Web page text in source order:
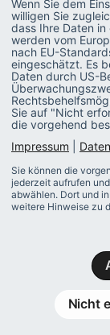
Wenn Sie dem
willigen Sie
dass Ihre Daten
werden vom
nach EU-
eingeschätzt. Es
Daten durch US-
Sie auf "Nicht
die vorgehend
Impressum
Sie können die
jederzeit aufrufen
abwählen. Dort und
weitere Hinweise zu
Nicht
Bei
Zahlung
Vertrag
Besteht